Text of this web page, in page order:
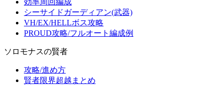
効率周回編成
シーサイドガーディアン(武器)
VH/EX/HELLボス攻略
PROUD攻略/フルオート編成例
ソロモナスの賢者
攻略/進め方
賢者限界超越まとめ